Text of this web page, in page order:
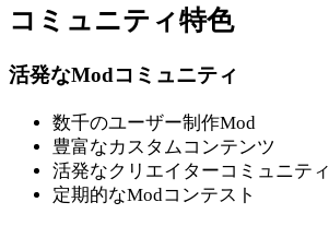
コミュニティ特色
活発なModコミュニティ
数千のユーザー制作Mod
豊富なカスタムコンテンツ
活発なクリエイターコミュニティ
定期的なModコンテスト